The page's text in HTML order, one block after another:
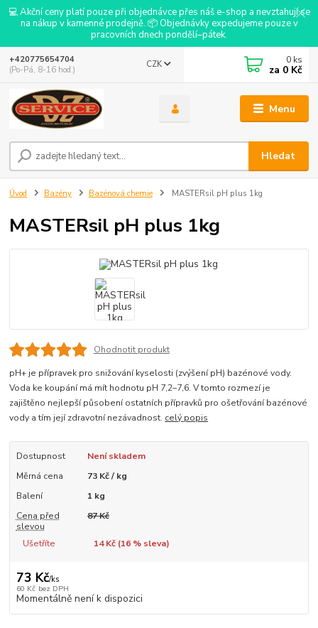
💻 Akční ceny platí pouze při objednávce přes náš e-shop a nevztahují se
na nákup v kamenné prodejně. 📦 Objednávky expedujeme pouze v
pracovních dnech pondělí–pátek.
Menu
CZK
Hledat
+420775654704
(Po-Pá, 8-16 hod.)
0 ks
za 0 Kč
Úvod Bazény Bazénová chemie MASTERsil pH plus 1kg
MASTERsil pH plus 1kg
Ohodnotit produkt
pH+ je přípravek pro snižování kyselosti (zvýšení pH) bazénové vody.
Voda ke koupání má mít hodnotu pH 7,2–7,6. V tomto rozmezí je
zajištěno nejlepší působení ostatních přípravků pro ošetřování bazénové
vody a tím její zdravotní nezávadnost. celý popis
Dostupnost
Není skladem
Měrná cena
73 Kč / kg
Balení
1 kg
Cena před
slevou
87 Kč
Ušetříte 14 Kč (16% sleva)
73 Kč/ks
60 Kč bez DPH
Momentálně není k dispozici